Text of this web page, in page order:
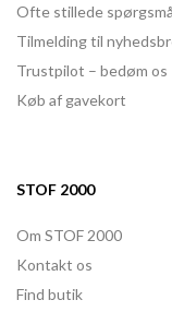
Ofte stillede
Tilmelding til
Trustpilot – bedøm os
Køb af gavekort
STOF 2000
Om STOF 2000
Kontakt os
Find butik